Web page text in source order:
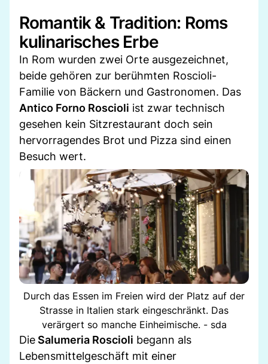
Romantik & Tradition: Roms
kulinarisches Erbe
In Rom wurden zwei Orte ausgezeichnet,
beide gehören zur berühmten Roscioli-
Familie von Bäckern und Gastronomen. Das
Antico Forno Roscioli ist zwar technisch
gesehen kein Sitzrestaurant doch sein
hervorragendes Brot und Pizza sind einen
Besuch wert.
Durch das Essen im Freien wird der Platz auf der
Strasse in Italien stark eingeschränkt. Das
verärgert so manche Einheimische. - sda
DieSalumeria Roscioli begann als
Lebensmittelgeschäft mit einer